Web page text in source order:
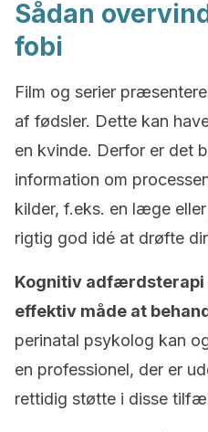
Sådan
fobi
Film og serier
af fødsler. Dette kan
en kvinde. Derfor er det
information om
kilder, f.eks. en læge
rigtig god idé at drøfte
Kognitiv adfærdsterapi
effektiv måde at
perinatal psykolog kan
en professionel, der er
rettidig støtte i disse